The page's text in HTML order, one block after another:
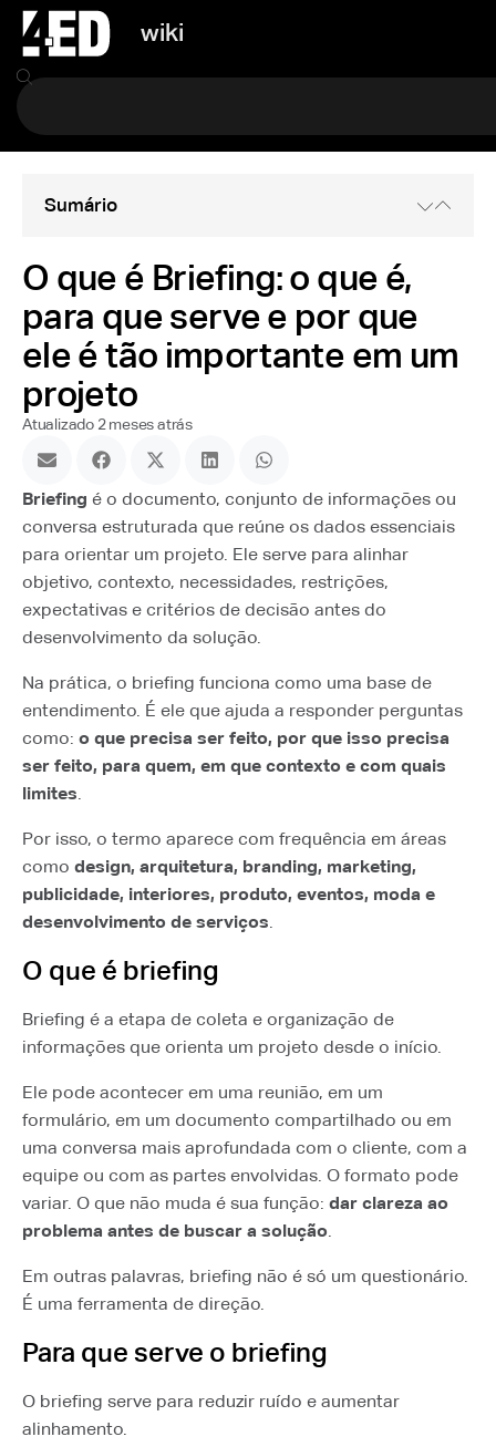
wiki
Sumário
O que é Briefing: o que é,
para que serve e por que
ele é tão importante em um
projeto
Atualizado 2 meses atrás
Briefing é o documento, conjunto de informações ou
conversa estruturada que reúne os dados essenciais
para orientar um projeto. Ele serve para alinhar
objetivo, contexto, necessidades, restrições,
expectativas e critérios de decisão antes do
desenvolvimento da solução.
Na prática, o briefing funciona como uma base de
entendimento. É ele que ajuda a responder perguntas
como: o que precisa ser feito, por que isso precisa
ser feito, para quem, em que contexto e com quais
limites.
Por isso, o termo aparece com frequência em áreas
como design, arquitetura, branding, marketing,
publicidade, interiores, produto, eventos, moda e
desenvolvimento de serviços.
O que é briefing
Briefing é a etapa de coleta e organização de
informações que orienta um projeto desde o início.
Ele pode acontecer em uma reunião, em um
formulário, em um documento compartilhado ou em
uma conversa mais aprofundada com o cliente, com a
equipe ou com as partes envolvidas. O formato pode
variar. O que não muda é sua função: dar clareza ao
problema antes de buscar a solução.
Em outras palavras, briefing não é só um questionário.
É uma ferramenta de direção.
Para que serve o briefing
O briefing serve para reduzir ruído e aumentar
alinhamento.